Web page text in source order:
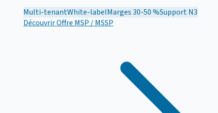
Multi-tenantWhite-labelMarges 30-50 %Support N3
DécouvrirOffre MSP / MSSP